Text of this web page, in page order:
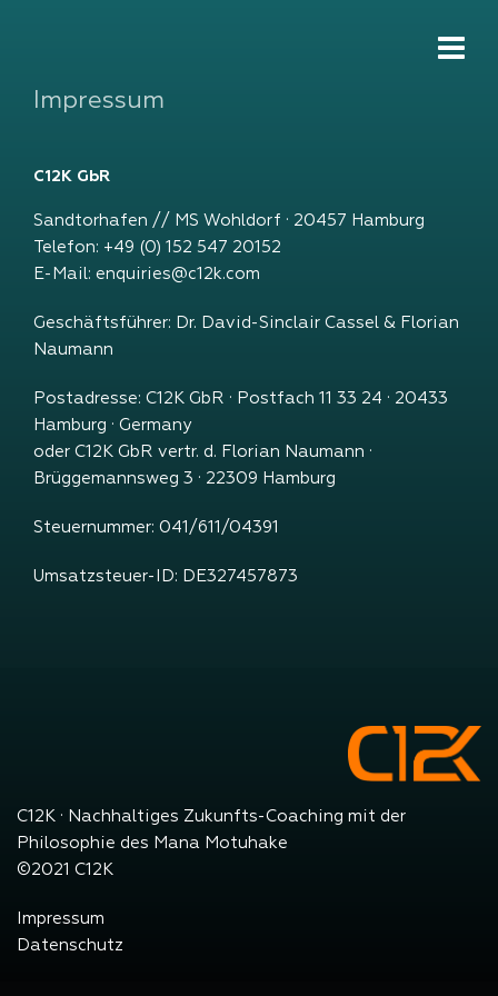
Impressum
C12K GbR
Sandtorhafen // MS Wohldorf · 20457 Hamburg
Telefon: +49 (0) 152 547 20152
E-Mail: enquiries@c12k.com
Geschäftsführer: Dr. David-Sinclair Cassel & Florian
Naumann
Postadresse: C12K GbR · Postfach 11 33 24 · 20433
Hamburg · Germany
oder C12K GbR vertr. d. Florian Naumann ·
Brüggemannsweg 3 · 22309 Hamburg
Steuernummer: 041/611/04391
Umsatzsteuer-ID: DE327457873
C12K · Nachhaltiges Zukunfts-Coaching mit der
Philosophie des Mana Motuhake
©2021 C12K
Impressum
Datenschutz